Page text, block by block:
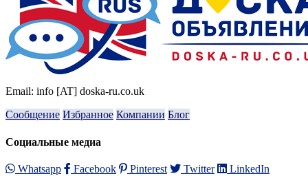
Email: info [AT] doska-ru.co.uk
Сообщение Избранное Компании Блог
Социальные медиа
Whatsapp Facebook Pinterest Twitter LinkedIn